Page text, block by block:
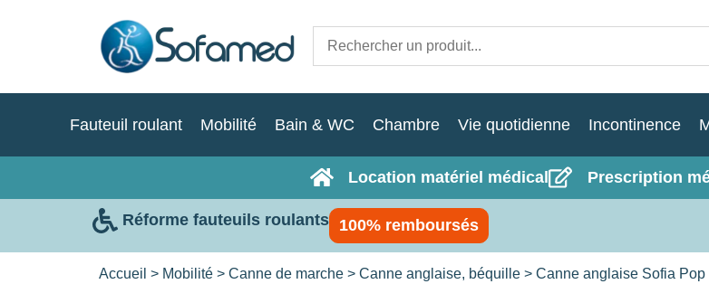
Fauteuil roulant Mobilité Bain & WC Chambre Vie quotidienne Incontinence
Location matériel médical Prescription
Réforme fauteuils roulants 100% remboursés
Accueil > Mobilité > Canne de marche > Canne anglaise, béquille > Canne anglaise Sofia Pop